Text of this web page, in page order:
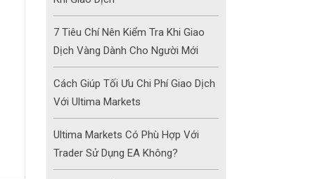
7 Tiêu Chí Nên Kiểm Tra Khi Giao
Dịch Vàng Dành Cho Người Mới
Cách Giúp Tối Ưu Chi Phí Giao Dịch
Với Ultima Markets
Ultima Markets Có Phù Hợp Với
Trader Sử Dụng EA Không?